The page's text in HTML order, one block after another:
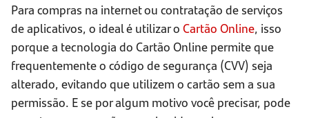
Para compras na internet ou contratação de serviços
de aplicativos, o ideal é utilizar o Cartão Online, isso
porque a tecnologia do Cartão Online permite que
frequentemente o código de segurança (CVV) seja
alterado, evitando que utilizem o cartão sem a sua
permissão. E se por algum motivo você precisar, pode